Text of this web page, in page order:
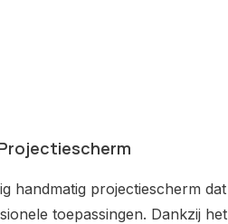
handmatig projectiescherm dat
toepassingen. Dankzij het